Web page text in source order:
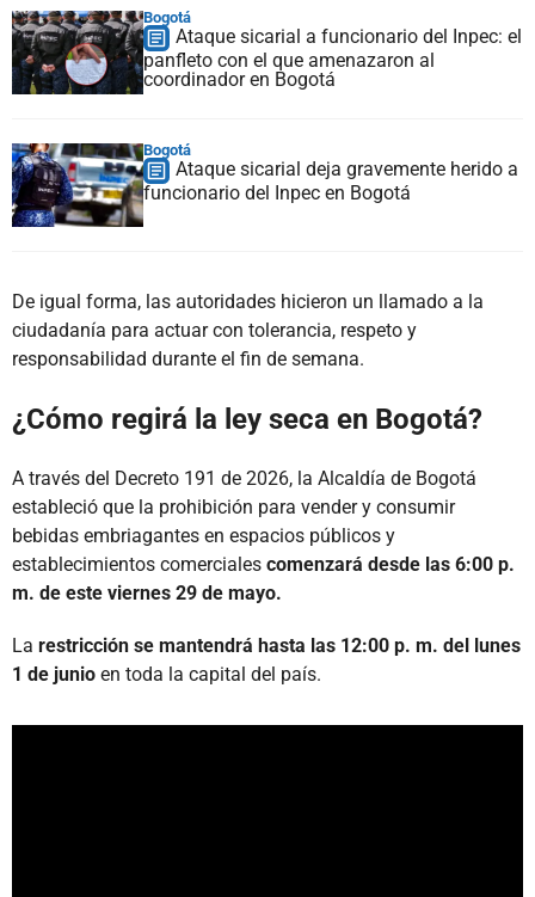
Bogotá
Ataque sicarial a funcionario del Inpec: el
panfleto con el que amenazaron al
coordinador en Bogotá
Bogotá
Ataque sicarial deja gravemente herido a
funcionario del Inpec en Bogotá
De igual forma, las autoridades hicieron un llamado a la
ciudadanía para actuar con tolerancia, respeto y
responsabilidad durante el fin de semana.
¿Cómo regirá la ley seca en Bogotá?
A través del Decreto 191 de 2026, la Alcaldía de Bogotá
estableció que la prohibición para vender y consumir
bebidas embriagantes en espacios públicos y
establecimientos comerciales comenzará desde las 6:00 p.
m. de este viernes 29 de mayo.
La restricción se mantendrá hasta las 12:00 p. m. del lunes
1 de junio en toda la capital del país.